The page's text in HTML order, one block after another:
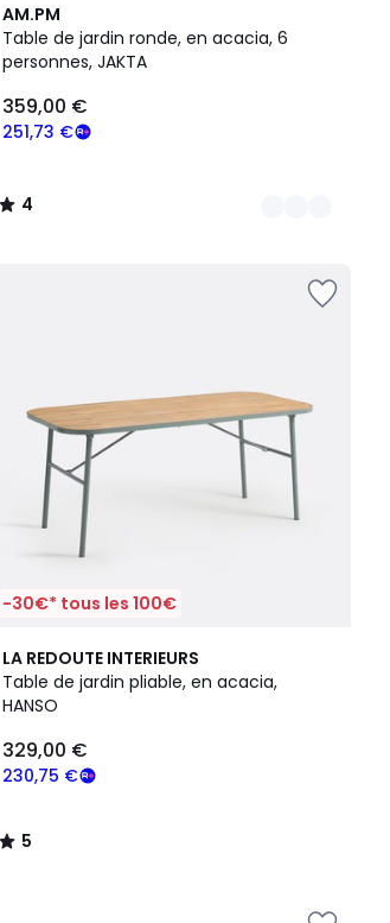
AM.PM
Table de jardin ronde, en acacia, 6
personnes, JAKTA
251,73 €
359,00 €
4
/
5
2
Couleurs
4
/
-30€* tous les 100€
LA REDOUTE INTERIEURS
Table de jardin pliable, en acacia,
HANSO
230,75 €
329,00 €
5
/
5
5
/